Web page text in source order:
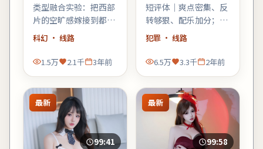
类型融合实验：把西部
片的空旷感嫁接到都市
霓虹里，观感新奇，口
碑可能两极——但讨论
度一定不低。
科幻 · 线路
1.5万 2.1千 3年前
短评体｜爽点密集、反
转够狠、配乐加分；缺
点是个别配角工具人
化，整体仍值得犯罪爱
好者一试。
犯罪 · 线路
6.5万 3.3千 2年前
最新
99:41
最新
99:58